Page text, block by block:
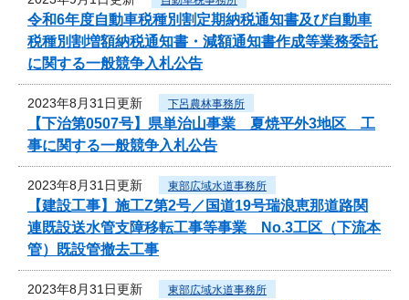
令和6年度自動車税種別割定期納税通知書及び自動車
税種別割増額納税通知書・減額通知書作成等業務委託
に関する一般競争入札公告
2023年8月31日更新 下呂農林事務所
【下治第0507号】県単治山事業 夏焼平外3地区 工
事に関する一般競争入札公告
2023年8月31日更新 東部広域水道事務所
【建設工事】施工Z第2号／国道19号瑞浪恵那道路関
連既設送水管支障移転工事等事業 No.3工区（下流本
管）既設管撤去工事
2023年8月31日更新 東部広域水道事務所